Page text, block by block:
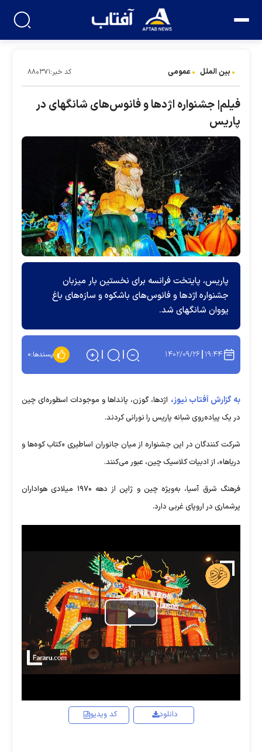
بین الملل عمومی کد خبر:۸۸۰۳۷۱
فیلم| جشنواره اژد‌ها و فانوس‌های شانگهای در
پاریس
پاریس، پایتخت فرانسه برای نخستین بار میزبان
جشنواره اژد‌ها و فانوس‌های باشکوه و سازه‌های باغ
یووان شانگهای شد.
۱۹:۴۴ ۱۴۰۲/۰۹/۲۶ پسندها:۰
به گزارش آفتاب نیوز، اژدها، گوزن، پاندا‌ها و موجودات اسطوره‌ای چین
در یک پیاده‌روی شبانه پاریس را نورانی کردند.
شرکت کنندگان در این جشنواره از میان جانوران اساطیری «کتاب کوه‌ها و
دریاها»، از ادبیات کلاسیک چین، عبور می‌کنند.
فرهنگ شرق آسیا، به‌ویژه چین و ژاپن از دهه ۱۹۷۰ میلادی هواداران
پرشماری در اروپای غربی دارد.
Play
Video
کد ویدیو دانلود